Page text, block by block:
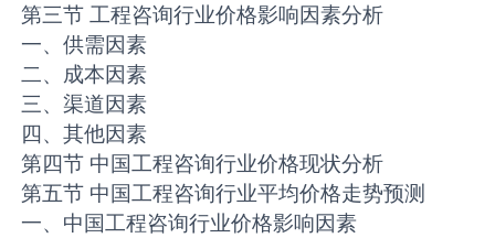
第三节 工程咨询行业价格影响因素分析
一、供需因素
二、成本因素
三、渠道因素
四、其他因素
第四节 中国工程咨询行业价格现状分析
第五节 中国工程咨询行业平均价格走势预测
一、中国工程咨询行业价格影响因素